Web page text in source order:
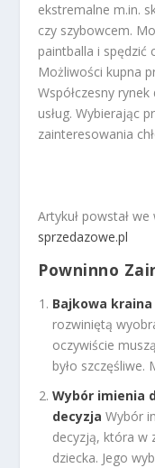
ekstremalne m.in.
czy szybowcem.
paintballa i spędzić
Możliwości kupna
Współczesny
usług. Wybierając
zainteresowania
Artykuł powstał
sprzedazowe.pl
Powninno
Bajkowa kraina
rozwiniętą
oczywiście
było szczęśliwe.
Wybór imienia
decyzja Wybór
decyzją, która w
dziecka. Jego